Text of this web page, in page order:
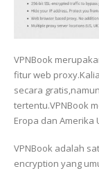
VPNBook
fitur web
secara
tertentu.VPNBook
Eropa dan Amerika
VPNBook adalah
encryption yang